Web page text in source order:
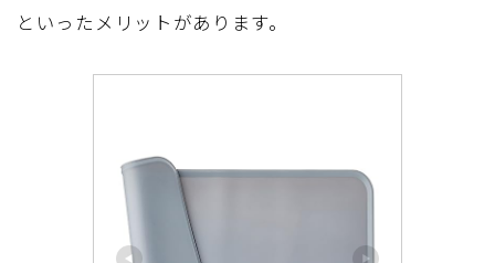
といったメリットがあります。